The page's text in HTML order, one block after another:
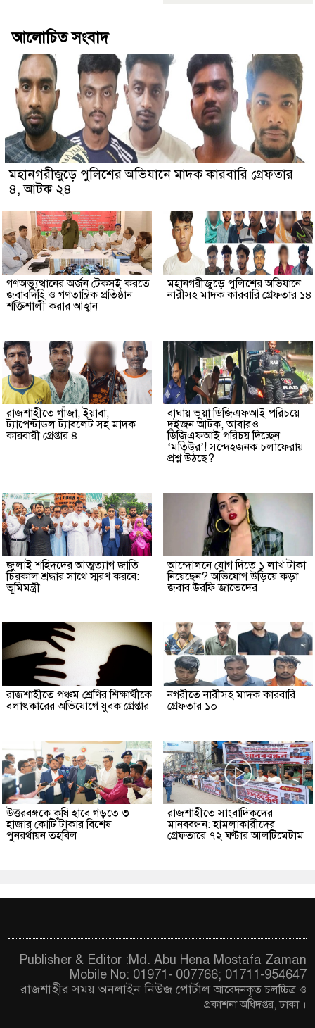
আলোচিত সংবাদ
মহানগরীজুড়ে পুলিশের অভিযানে মাদক কারবারি গ্রেফতার
৪, আটক ২৪
গণঅভ্যুত্থানের অর্জন টেকসই করতে
জবাবদিহি ও গণতান্ত্রিক প্রতিষ্ঠান
শক্তিশালী করার আহ্বান
মহানগরীজুড়ে পুলিশের অভিযানে
নারীসহ মাদক কারবারি গ্রেফতার ১৪
রাজশাহীতে গাঁজা, ইয়াবা,
ট্যাপেন্টাডল ট্যাবলেট সহ মাদক
কারবারী গ্রেপ্তার ৪
বাঘায় ভুয়া ডিজিএফআই পরিচয়ে
দুইজন আটক, আবারও
ডিজিএফআই পরিচয় দিচ্ছেন
‘মতিউর’! সন্দেহজনক চলাফেরায়
প্রশ্ন উঠছে?
জুলাই শহিদদের আত্মত্যাগ জাতি
চিরকাল শ্রদ্ধার সাথে স্মরণ করবে:
ভূমিমন্ত্রী
আন্দোলনে যোগ দিতে ১ লাখ টাকা
নিয়েছেন? অভিযোগ উড়িয়ে কড়া
জবাব উরফি জাভেদের
রাজশাহীতে পঞ্চম শ্রেণির শিক্ষার্থীকে
বলাৎকারের অভিযোগে যুবক গ্রেপ্তার
নগরীতে নারীসহ মাদক কারবারি
গ্রেফতার ১০
উত্তরবঙ্গকে কৃষি হাবে গড়তে ৩
হাজার কোটি টাকার বিশেষ
পুনরর্থায়ন তহবিল
রাজশাহীতে সাংবাদিকদের
মানববন্ধন: হামলাকারীদের
গ্রেফতারে ৭২ ঘণ্টার আলটিমেটাম
Publisher & Editor :Md. Abu Hena Mostafa Zaman
Mobile No: 01971- 007766; 01711-954647
রাজশাহীর সময় অনলাইন নিউজ পোর্টালআবেদনকৃত চলচ্চিত্র ও
প্রকাশনা অধিদপ্তর, ঢাকা ।